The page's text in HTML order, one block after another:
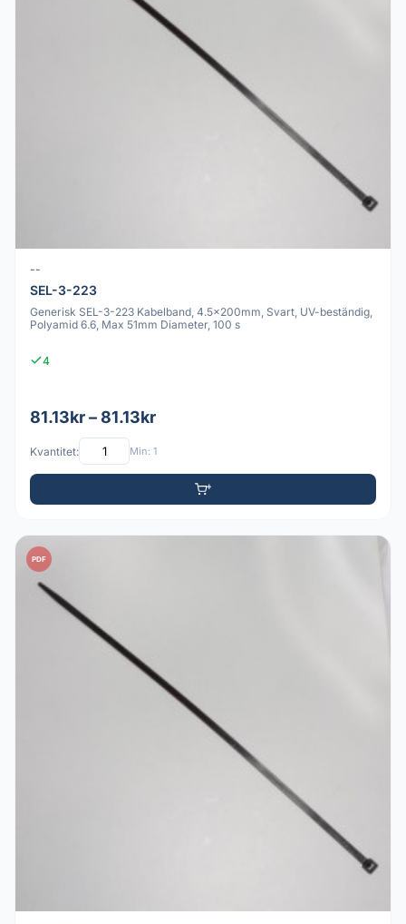
--
SEL-3-223
Generisk SEL-3-223 Kabelband, 4.5x200mm, Svart, UV-beständig,
Polyamid 6.6, Max 51mm Diameter, 100 s
4
81.13kr – 81.13kr
Kvantitet: Min: 1
PDF